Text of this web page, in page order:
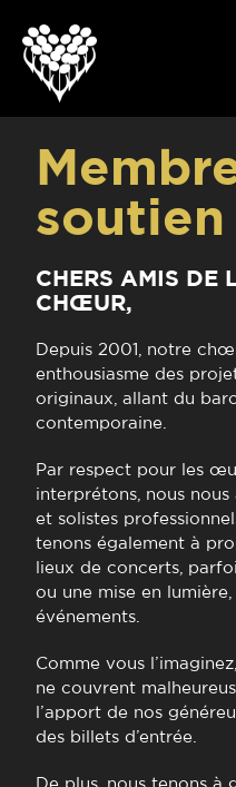
soutien
CHERS AMIS DE
CHŒUR,
Depuis 2001, notre
enthousiasme des
originaux, allant du
contemporaine.
Par respect pour les
interprétons, nous nous
et solistes
tenons également à
lieux de concerts,
ou une mise en
événements.
Comme vous
ne couvrent
l’apport de nos
des billets d’entrée.